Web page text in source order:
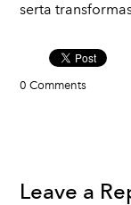
serta
0 Comments
Leave a